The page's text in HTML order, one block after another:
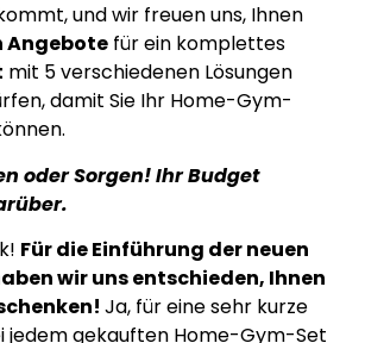
und wir freuen uns, Ihnen
Angebote für ein komplettes
mit 5 verschiedenen Lösungen
damit Sie Ihr Home-Gym-
oder Sorgen! Ihr Budget
Für die Einführung der neuen
wir uns entschieden, Ihnen
Ja, für eine sehr kurze
jedem gekauften Home-Gym-Set